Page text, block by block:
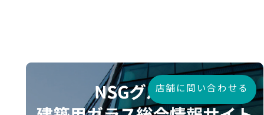
店舗に問い合わせる